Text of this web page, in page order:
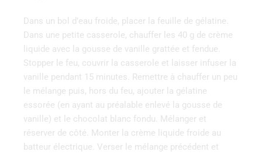
Dans un bol d’eau froide, placer la feuille de gélatine.
Dans une petite casserole, chauffer les 40 g de crème
liquide avec la gousse de vanille grattée et fendue.
Stopper le feu, couvrir la casserole et laisser infuser la
vanille pendant 15 minutes. Remettre à chauffer un peu
le mélange puis, hors du feu, ajouter la gélatine
essorée (en ayant au préalable enlevé la gousse de
vanille) et le chocolat blanc fondu. Mélanger et
réserver de côté. Monter la crème liquide froide au
batteur électrique. Verser le mélange précédent et